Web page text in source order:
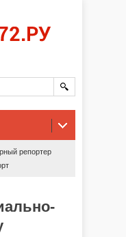
репортер